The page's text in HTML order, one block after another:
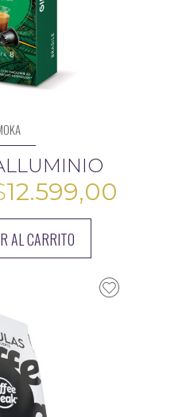
12.599,00
es:
AL CARRITO